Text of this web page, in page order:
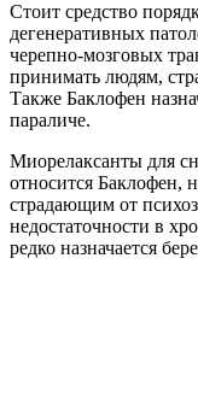
Стоит средство
дегенеративных
черепно-мозговых
принимать людям,
Также Баклофен
параличе.
Миорелаксанты для
относится Баклофен,
страдающим от
недостаточности в
редко назначается